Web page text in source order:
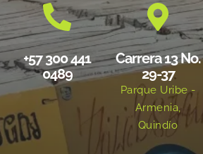
+57 300 441
0489
Carrera 13 No.
29-37
Parque Uribe -
Armenia,
Quindío